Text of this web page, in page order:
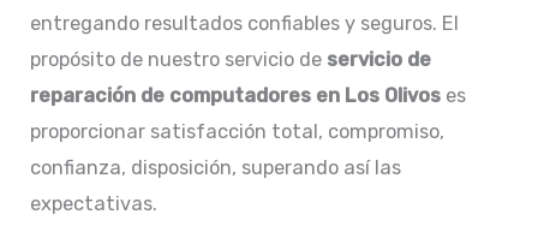
entregando resultados confiables y seguros. El
propósito de nuestro servicio de servicio de
reparación de computadores en Los Olivos es
proporcionar satisfacción total, compromiso,
confianza, disposición, superando así las
expectativas.